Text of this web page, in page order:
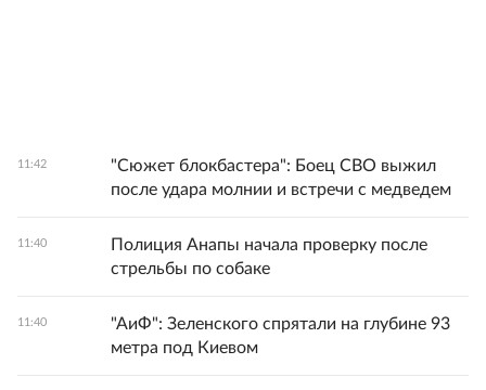
11:42
"Сюжет блокбастера": Боец СВО выжил
после удара молнии и встречи с медведем
11:40
Полиция Анапы начала проверку после
стрельбы по собаке
11:40
"АиФ": Зеленского спрятали на глубине 93
метра под Киевом